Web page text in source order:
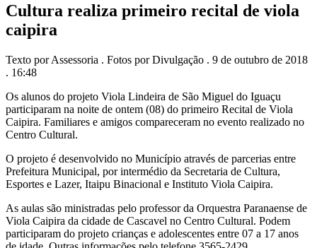
Cultura realiza primeiro recital de viola
caipira
Texto por Assessoria . Fotos por Divulgação . 9 de outubro de 2018
. 16:48
Os alunos do projeto Viola Lindeira de São Miguel do Iguaçu
participaram na noite de ontem (08) do primeiro Recital de Viola
Caipira. Familiares e amigos compareceram no evento realizado no
Centro Cultural.
O projeto é desenvolvido no Município através de parcerias entre
Prefeitura Municipal, por intermédio da Secretaria de Cultura,
Esportes e Lazer, Itaipu Binacional e Instituto Viola Caipira.
As aulas são ministradas pelo professor da Orquestra Paranaense de
Viola Caipira da cidade de Cascavel no Centro Cultural. Podem
participaram do projeto crianças e adolescentes entre 07 a 17 anos